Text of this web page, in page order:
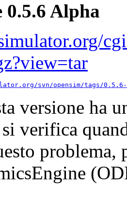
0.5.6 Alpha
svn/opensim/tags/
versione ha
verifica
problema,